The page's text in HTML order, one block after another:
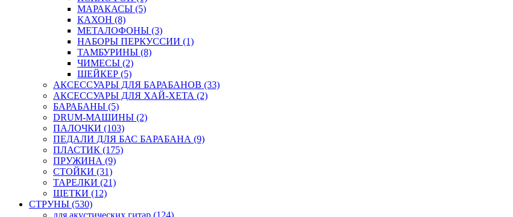
МАРАКАСЫ (5)
КАХОН (8)
МЕТАЛОФОНЫ (3)
НАБОРЫ ПЕРКУССИИ (1)
ТАМБУРИНЫ (8)
ЧИМЕСЫ (2)
ШЕЙКЕР (5)
АКСЕССУАРЫ ДЛЯ БАРАБАНОВ (33)
АКСЕССУАРЫ ДЛЯ ХАЙ-ХЕТА (2)
БАРАБАНЫ (5)
DRUM-МАШИНЫ (2)
ПАЛОЧКИ (103)
ПЕДАЛИ ДЛЯ БАС БАРАБАНА (9)
ПЛАСТИК (175)
ПРУЖИНА (9)
СТОЙКИ (31)
ТАРЕЛКИ (21)
ЩЕТКИ (12)
СТРУНЫ (530)
для акустических гитар (124)